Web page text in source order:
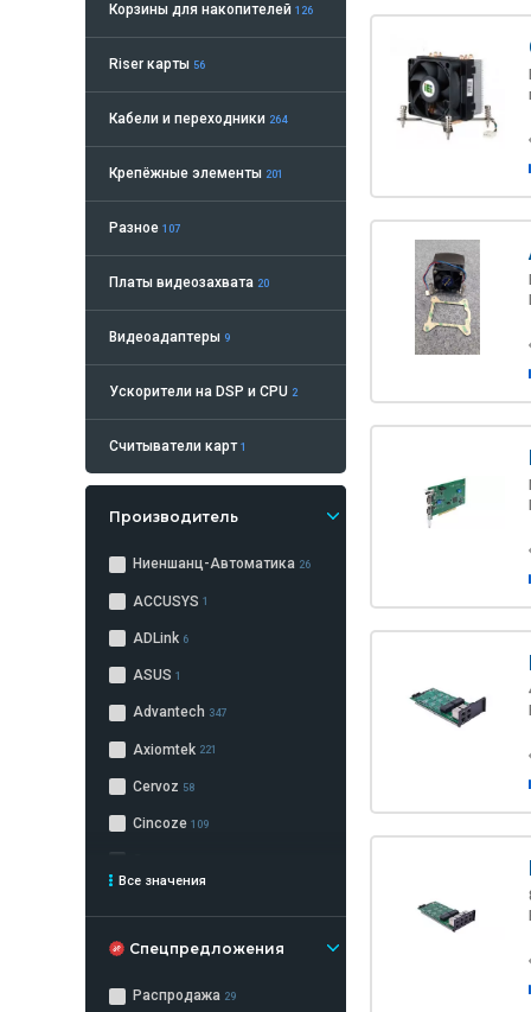
Корзины для накопителей 126
Riser карты 56
Кабели и переходники 264
Крепёжные элементы 201
Разное 107
Платы видеозахвата 20
Видеоадаптеры 9
Ускорители на DSP и CPU 2
Считыватели карт 1
Производитель
Ниеншанц-Автоматика 26
ACCUSYS 1
ADLink 6
ASUS 1
Advantech 347
Axiomtek 221
Cervoz 58
Cincoze 109
Все значения
Спецпредложения
Распродажа 29